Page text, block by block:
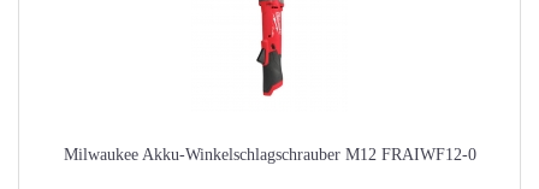
Milwaukee Akku-Winkelschlagschrauber M12 FRAIWF12-0